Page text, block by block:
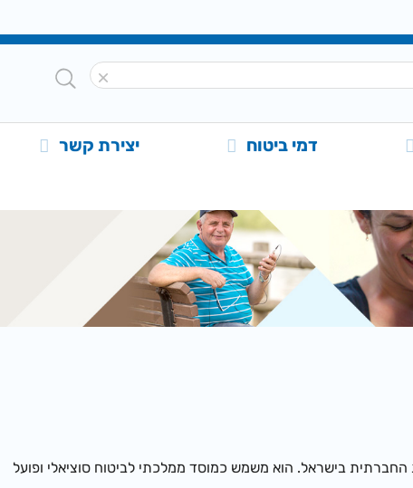
דמי ביטוח יצירת קשר
בישראל. הוא משמש כמוסד ממלכתי לביטוח סוציאלי ופועל